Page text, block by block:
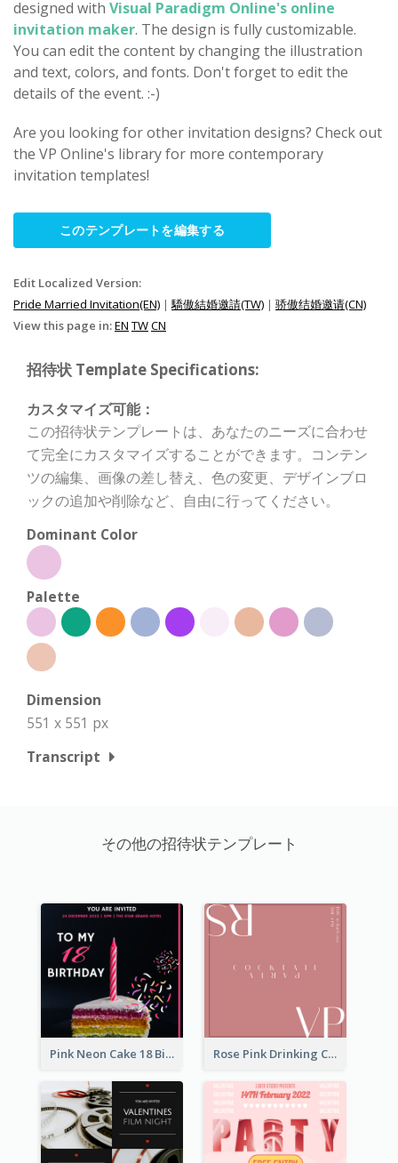
designed with Visual Paradigm Online's online
invitation maker. The design is fully customizable.
You can edit the content by changing the illustration
and text, colors, and fonts. Don't forget to edit the
details of the event. :-)
Are you looking for other invitation designs? Check out
the VP Online's library for more contemporary
invitation templates!
このテンプレートを編集する
Edit Localized Version:
Pride Married Invitation(EN) |驕傲結婚邀請(TW) | 骄傲结婚邀请(CN)
View this page in:EN TWCN
招待状 Template Specifications:
カスタマイズ可能：
この招待状テンプレートは、あなたのニーズに合わせ
て完全にカスタマイズすることができます。コンテン
ツの編集、画像の差し替え、色の変更、デザインブロ
ックの追加や削除など、自由に行ってください。
Dominant Color
Palette
Dimension
551 x 551 px
Transcript
その他の招待状テンプレート
Pink Neon Cake 18 Birthday Invitation Rose Pink Drinking Cocktail Party Invitation